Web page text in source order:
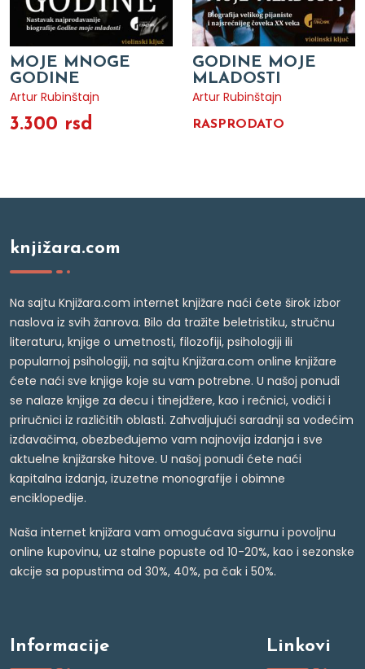
MOJE MNOGE
GODINE
Artur Rubinštajn
3.300 rsd
GODINE MOJE
MLADOSTI
Artur Rubinštajn
RASPRODATO
knjižara.com
Na sajtu Knjižara.com internet knjižare naći ćete širok izbor
naslova iz svih žanrova. Bilo da tražite beletristiku, stručnu
literaturu, knjige o umetnosti, filozofiji, psihologiji ili
popularnoj psihologiji, na sajtu Knjižara.com online knjižare
ćete naći sve knjige koje su vam potrebne. U našoj ponudi
se nalaze knjige za decu i tinejdžere, kao i rečnici, vodiči i
priručnici iz različitih oblasti. Zahvaljujući saradnji sa vodećim
izdavačima, obezbeđujemo vam najnovija izdanja i sve
aktuelne knjižarske hitove. U našoj ponudi ćete naći
kapitalna izdanja, izuzetne monografije i obimne
enciklopedije.
Naša internet knjižara vam omogućava sigurnu i povoljnu
online kupovinu, uz stalne popuste od 10-20%, kao i sezonske
akcije sa popustima od 30%, 40%, pa čak i 50%.
Informacije Linkovi